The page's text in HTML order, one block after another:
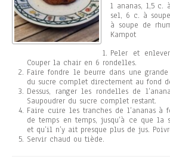
1 ananas, 1,5 c.
sel, 6 c. à
à soupe de
Kampot
Peler et
Couper la chair en 6 rondelles.
Faire fondre le beurre dans une
du sucre complet directement au fond
Dessus, ranger les rondelles de
Saupoudrer du sucre complet restant.
Faire cuire les tranches de l’ananas à
de temps en temps, jusqu’à ce que la
et qu’il n’y ait presque plus de jus.
Servir chaud ou tiède.